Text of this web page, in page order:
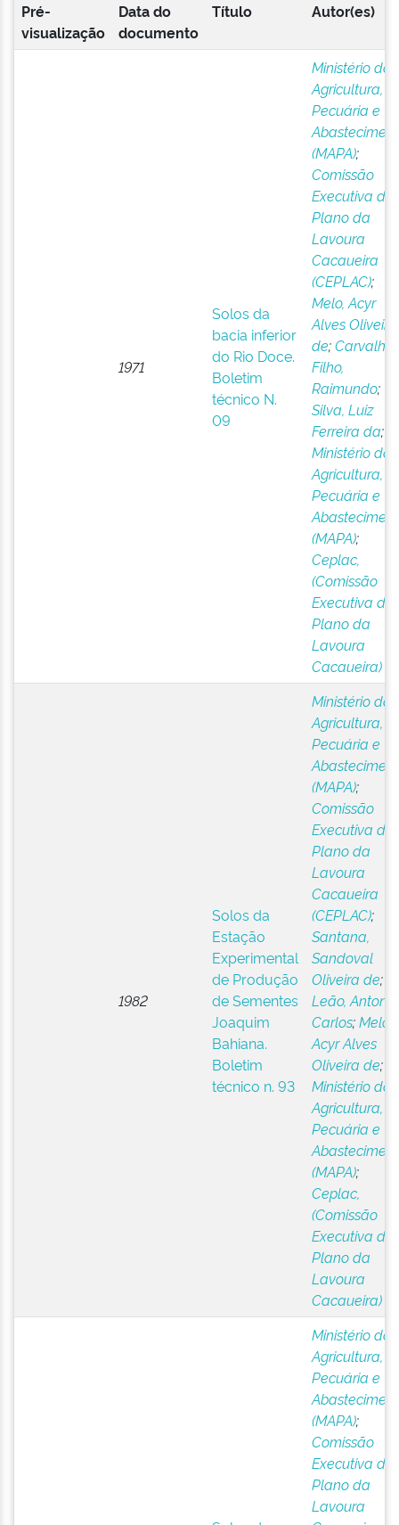
Pré-
visualização
Data do
documento
Título Autor(es)
1971
Solos da
bacia inferior
do Rio Doce.
Boletim
técnico N.
09
Ministério da
Agricultura,
Pecuária e
(MAPA);
Comissão
Executiva do
Plano da
Lavoura
Cacaueira
(CEPLAC);
Melo, Acyr
Alves Oliveira
de;Carvalho
Filho,
Raimundo;
Silva, Luiz
Ferreira da;
Ministério da
Agricultura,
Pecuária e
(MAPA);
Ceplac,
(Comissão
Executiva do
Plano da
Lavoura
Cacaueira)
1982
Solos da
Estação
Experimental
de Produção
de Sementes
Joaquim
Bahiana.
Boletim
técnico n. 93
Ministério da
Agricultura,
Pecuária e
(MAPA);
Comissão
Executiva do
Plano da
Lavoura
Cacaueira
(CEPLAC);
Santana,
Sandoval
Oliveira de;
Leão, Antonio
Carlos;Melo,
Acyr Alves
Oliveira de;
Ministério da
Agricultura,
Pecuária e
(MAPA);
Ceplac,
(Comissão
Executiva do
Plano da
Lavoura
Cacaueira)
Ministério da
Agricultura,
Pecuária e
(MAPA);
Comissão
Executiva do
Plano da
Lavoura